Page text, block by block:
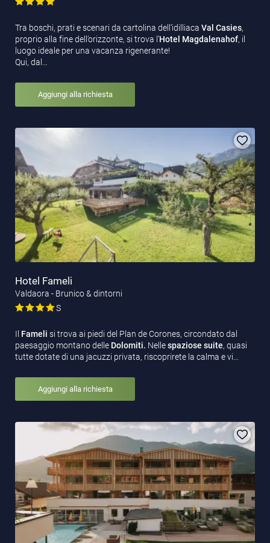
Tra boschi, prati e scenari da cartolina dell’idilliaca Val Casies,
proprio alla fine dell’orizzonte, si trova l’Hotel Magdalenahof, il
luogo ideale per una vacanza rigenerante!
Qui, dal…
Aggiungi alla richiesta
Hotel Fameli
Valdaora - Brunico & dintorni
S
Il Fameli si trova ai piedi del Plan de Corones, circondato dal
paesaggio montano delle Dolomiti. Nellespaziose suite, quasi
tutte dotate di una jacuzzi privata, riscoprirete la calma e vi…
Aggiungi alla richiesta